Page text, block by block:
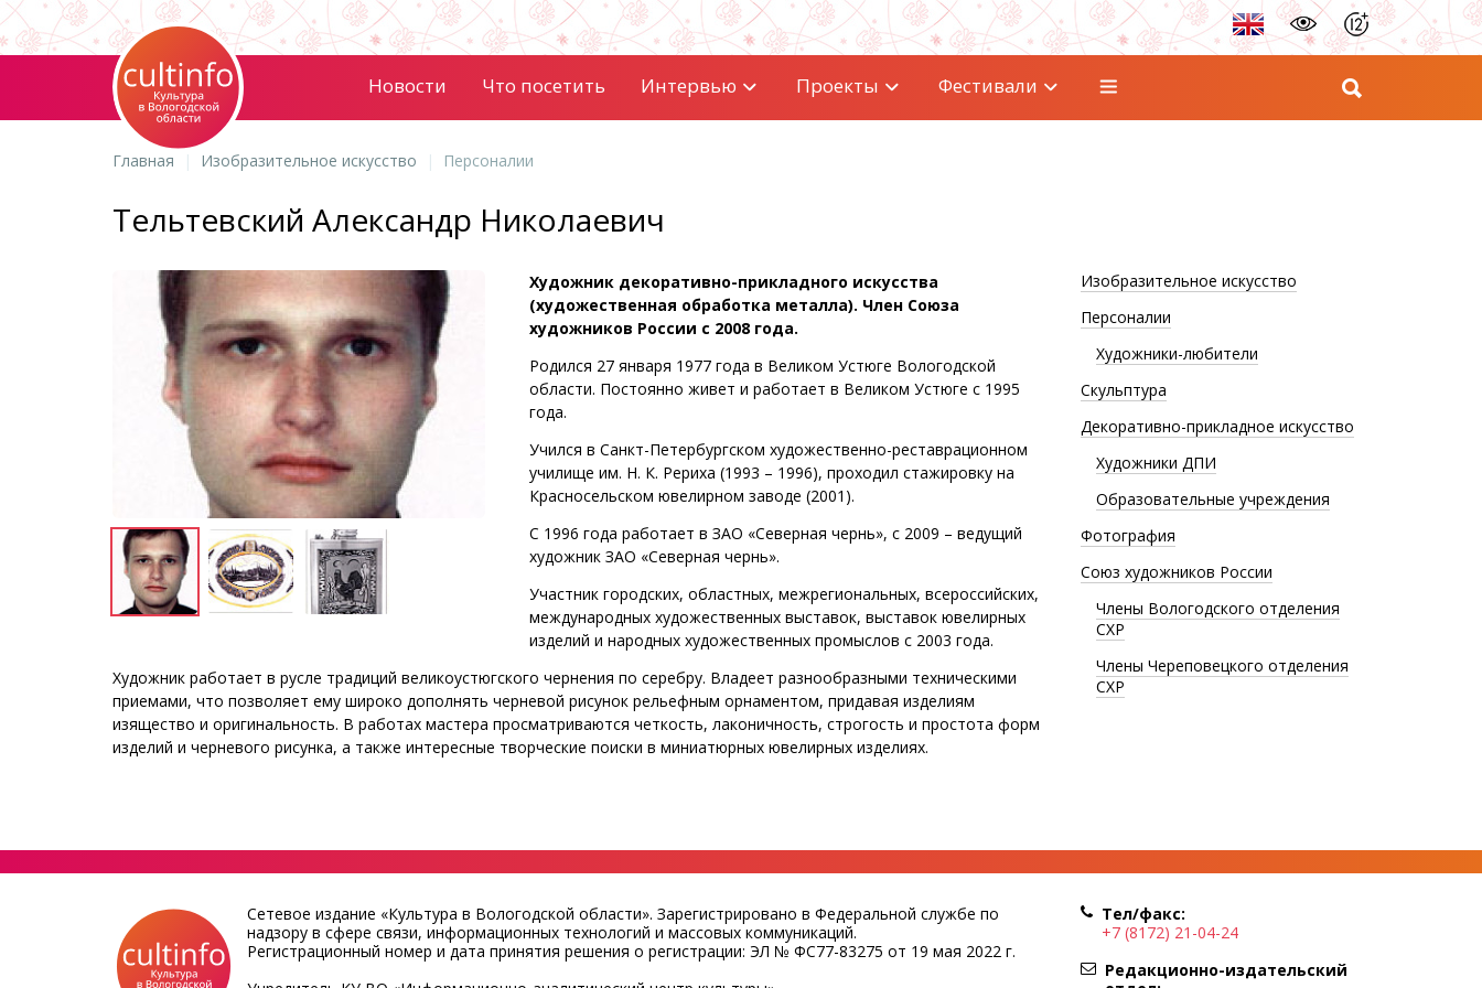
Новости Что посетить Интервью Проекты Фестивали
Главная Изобразительное искусство Персоналии
Тельтевский Александр Николаевич
Художник декоративно-прикладного искусства
(художественная обработка металла). Член Союза
художников России с 2008 года.
Родился 27 января 1977 года в Великом Устюге Вологодской
области. Постоянно живет и работает в Великом Устюге с 1995
года.
Учился в Санкт-Петербургском художественно-реставрационном
училище им. Н. К. Рериха (1993 – 1996), проходил стажировку на
Красносельском ювелирном заводе (2001).
С 1996 года работает в ЗАО «Северная чернь», с 2009 – ведущий
художник ЗАО «Северная чернь».
Участник городских, областных, межрегиональных, всероссийских,
международных художественных выставок, выставок ювелирных
изделий и народных художественных промыслов с 2003 года.
Художник работает в русле традиций великоустюгского чернения по серебру. Владеет разнообразными техническими
приемами, что позволяет ему широко дополнять черневой рисунок рельефным орнаментом, придавая изделиям
изящество и оригинальность. В работах мастера просматриваются четкость, лаконичность, строгость и простота форм
изделий и черневого рисунка, а также интересные творческие поиски в миниатюрных ювелирных изделиях.
Изобразительное искусство
Персоналии
Художники-любители
Скульптура
Декоративно-прикладное искусство
Художники ДПИ
Образовательные учреждения
Фотография
Союз художников России
Члены Вологодского отделения
СХР
Члены Череповецкого отделения
СХР
Сетевое издание «Культура в Вологодской области». Зарегистрировано в Федеральной службе по
надзору в сфере связи, информационных технологий и массовых коммуникаций.
Регистрационный номер и дата принятия решения о регистрации: ЭЛ № ФС77-83275 от 19 мая 2022 г.
Тел/факс:
+7 (8172) 21-04-24
Редакционно-издательский